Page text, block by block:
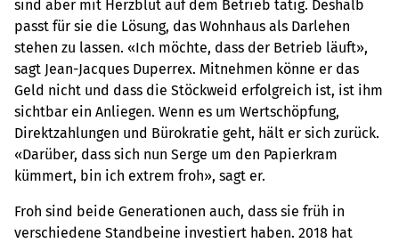
sind aber mit Herzblut auf dem Betrieb tätig. Deshalb
passt für sie die Lösung, das Wohnhaus als Darlehen
stehen zu lassen. «Ich möchte, dass der Betrieb läuft»,
sagt Jean-Jacques Duperrex. Mitnehmen könne er das
Geld nicht und dass die Stöckweid erfolgreich ist, ist ihm
sichtbar ein Anliegen. Wenn es um Wertschöpfung,
Direktzahlungen und Bürokratie geht, hält er sich zurück.
«Darüber, dass sich nun Serge um den Papierkram
kümmert, bin ich extrem froh», sagt er.
Froh sind beide Generationen auch, dass sie früh in
verschiedene Standbeine investiert haben. 2018 hat